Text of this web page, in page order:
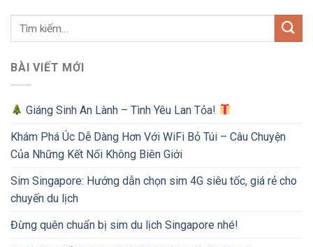
BÀI VIẾT MỚI
Giáng Sinh An Lành – Tình Yêu Lan Tỏa!
Khám Phá Úc Dễ Dàng Hơn Với WiFi Bỏ Túi – Câu Chuyện
Của Những Kết Nối Không Biên Giới
Sim Singapore: Hướng dẫn chọn sim 4G siêu tốc, giá rẻ cho
chuyến du lịch
Đừng quên chuẩn bị sim du lịch Singapore nhé!